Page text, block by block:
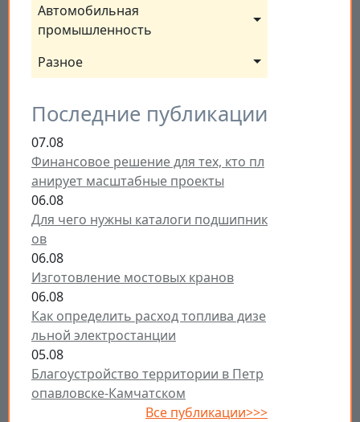
Автомобильная
промышленность
Разное
Последние публикации
07.08
Финансовое решение для тех, кто пл
анирует масштабные проекты
06.08
Для чего нужны каталоги подшипник
ов
06.08
Изготовление мостовых кранов
06.08
Как определить расход топлива дизе
льной электростанции
05.08
Благоустройство территории в Петр
опавловске-Камчатском
Все публикации>>>